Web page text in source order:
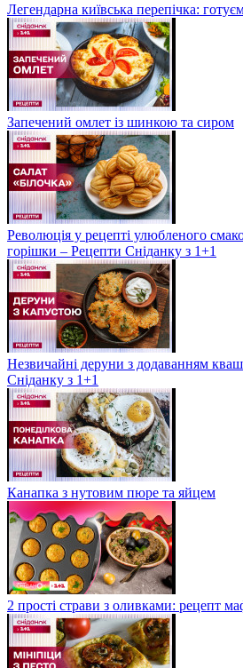
Легендарна київська перепічка:
Запечений омлет із шинкою та сиром
Революція у рецепті улюбленого
горішки – Рецепти Сніданку з 1+1
Незвичайні деруни з додаванням
Сніданку з 1+1
Канапка з нутовим пюре та яйцем
2 прості страви з оливками: рецепт